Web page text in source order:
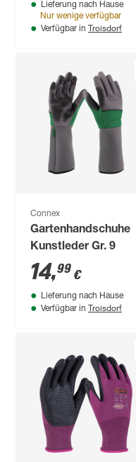
9/LLieferung nach Hause
Nur wenige verfügbar
Verfügbar in Troisdorf
Connex
Gartenhandschuhe
Kunstleder Gr. 9
14,99 €
Lieferung nach Hause
Verfügbar in Troisdorf